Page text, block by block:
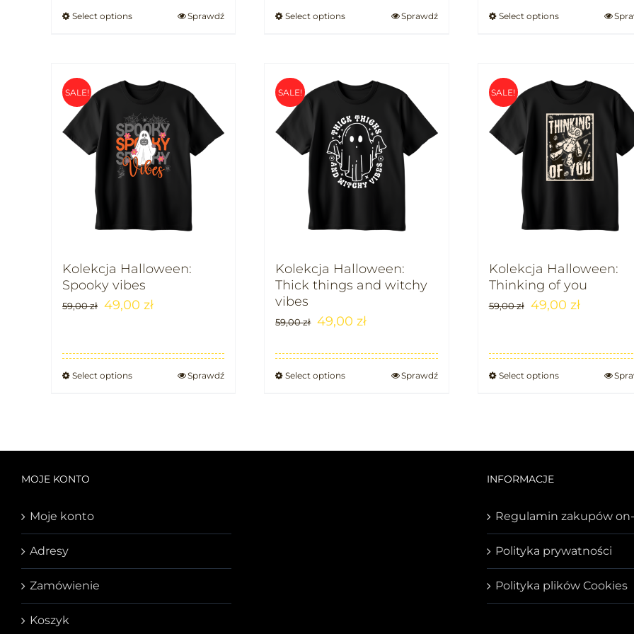
Select options Sprawdź Select options Sprawdź Select options
SALE!
Kolekcja Halloween:
Spooky vibes
59,00zł 49,00 zł
Select options Sprawdź
SALE!
Kolekcja Halloween:
Thick things and witchy
vibes
59,00zł 49,00zł
Select options Sprawdź
SALE!
Kolekcja Halloween:
Thinking of you
59,00zł 49,00 zł
Select options
MOJE KONTO
Moje konto
Adresy
Zamówienie
Koszyk
INFORMACJE
Regulamin zakupów
Polityka prywatności
Polityka plików Cookies